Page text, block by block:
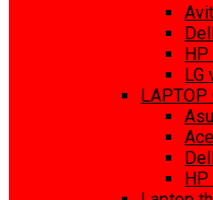
HP
LG
LAPTOP
HP